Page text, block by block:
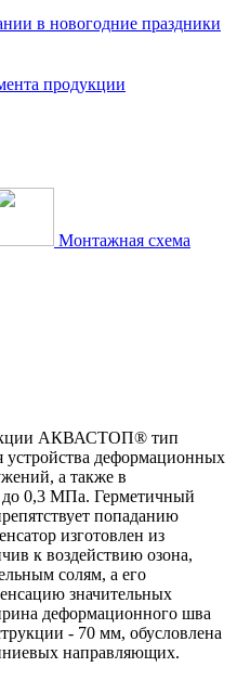
в новогодние праздники
продукции
Монтажная схема
АКВАСТОП® тип
деформационных
а также в
до 0,3 МПа. Герметичный
попаданию
изготовлен из
к воздействию озона,
солям, а его
значительных
деформационного шва
- 70 мм, обусловлена
направляющих.